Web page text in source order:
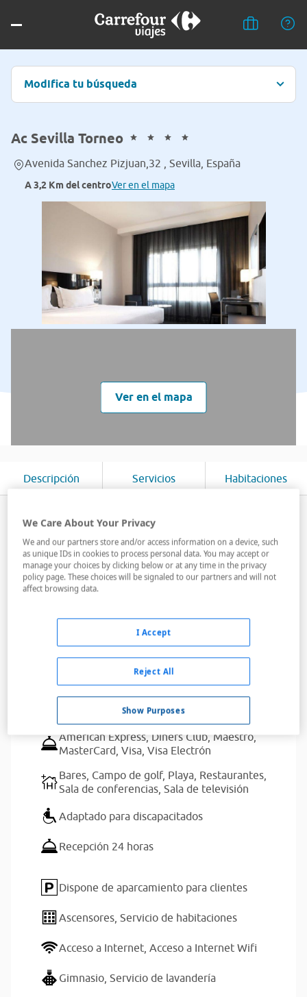
Modifica tu búsqueda
Ac Sevilla Torneo
Avenida Sanchez Pizjuan,32 , Sevilla, España
A 3,2 Km del centroVer en el mapa
Ver en el mapa
Descripción Servicios Habitaciones
completamente equipada, con capacidad de hasta 70
personas. Dispone, además, de todas las comodidades
de un hotel AC: minibar gratuito, Internet WiFi, caja
fuerte, room service 24 horas, servicio de lavandería...
Su magnífica ubicación ...
Servicios del alojamiento
American Express, Diners Club, Maestro,
MasterCard, Visa, Visa Electrón
Bares, Campo de golf, Playa, Restaurantes,
Sala de conferencias, Sala de televisión
Adaptado para discapacitados
Recepción 24 horas
Dispone de aparcamiento para clientes
Ascensores, Servicio de habitaciones
Acceso a Internet, Acceso a Internet Wifi
Gimnasio, Servicio de lavandería
We Care About Your Privacy
We and our partners store and/or access information on a device, such
as unique IDs in cookies to process personal data. You may accept or
manage your choices by clicking below or at any time in the privacy
policy page. These choices will be signaled to our partners and will not
affect browsing data.
Show Purposes
Reject All
I Accept